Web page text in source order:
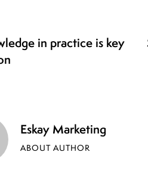
in practice is key
Eskay Marketing
ABOUT AUTHOR